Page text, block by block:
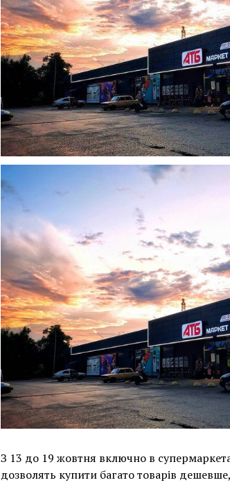
З 13 до 19 жовтня включно в
дозволять купити багато товарів